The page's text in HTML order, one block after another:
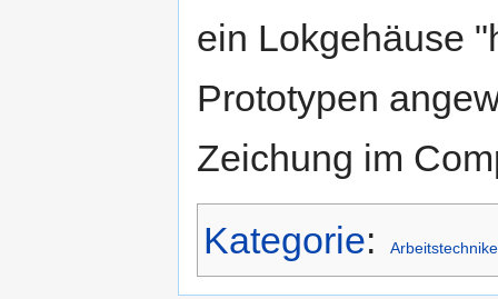
ein Lokgehäuse
Prototypen
Zeichung im
Kategorie: